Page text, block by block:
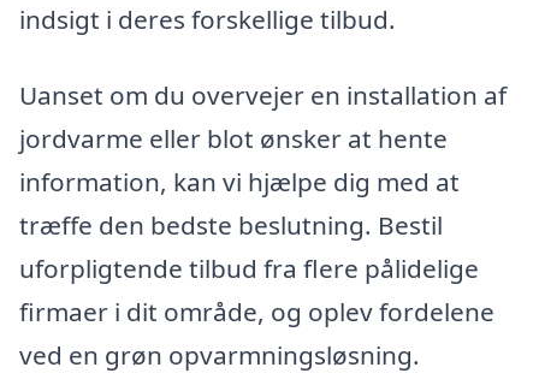
indsigt i deres forskellige tilbud.
Uanset om du overvejer en installation af
jordvarme eller blot ønsker at hente
information, kan vi hjælpe dig med at
træffe den bedste beslutning. Bestil
uforpligtende tilbud fra flere pålidelige
firmaer i dit område, og oplev fordelene
ved en grøn opvarmningsløsning.